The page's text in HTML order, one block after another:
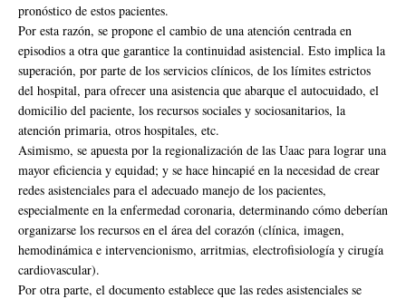
pronóstico de estos pacientes.
Por esta razón, se propone el cambio de una atención centrada en
episodios a otra que garantice la continuidad asistencial. Esto implica la
superación, por parte de los servicios clínicos, de los límites estrictos
del hospital, para ofrecer una asistencia que abarque el autocuidado, el
domicilio del paciente, los recursos sociales y sociosanitarios, la
atención primaria, otros hospitales, etc.
Asimismo, se apuesta por la regionalización de las Uaac para lograr una
mayor eficiencia y equidad; y se hace hincapié en la necesidad de crear
redes asistenciales para el adecuado manejo de los pacientes,
especialmente en la enfermedad coronaria, determinando cómo deberían
organizarse los recursos en el área del corazón (clínica, imagen,
hemodinámica e intervencionismo, arritmias, electrofisiología y cirugía
cardiovascular).
Por otra parte, el documento establece que las redes asistenciales se